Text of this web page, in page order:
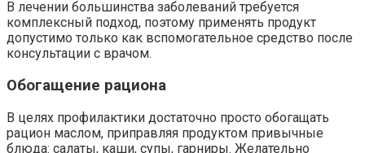
В лечении большинства заболеваний требуется
комплексный подход, поэтому применять продукт
допустимо только как вспомогательное средство после
консультации с врачом.
Обогащение рациона
В целях профилактики достаточно просто обогащать
рацион маслом, приправляя продуктом привычные
блюда: салаты, каши, супы, гарниры. Желательно